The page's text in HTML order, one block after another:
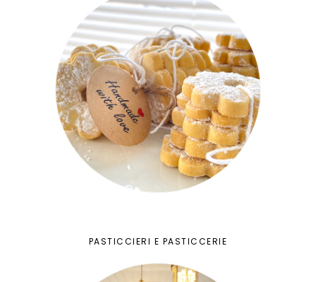
PASTICCIERI E PASTICCERIE